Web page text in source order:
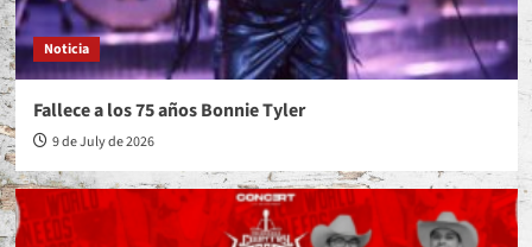
Noticia
Fallece a los 75 años Bonnie Tyler
9 de July de 2026